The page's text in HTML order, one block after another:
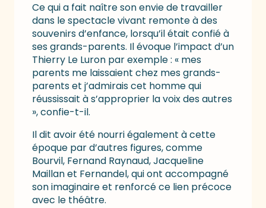
Ce qui a fait naître son envie de travailler
dans le spectacle vivant remonte à des
souvenirs d’enfance, lorsqu’il était confié à
ses grands-parents. Il évoque l’impact d’un
Thierry Le Luron par exemple : « mes
parents me laissaient chez mes grands-
parents et j’admirais cet homme qui
réussissait à s’approprier la voix des autres
», confie-t-il.
Il dit avoir été nourri également à cette
époque par d’autres figures, comme
Bourvil, Fernand Raynaud, Jacqueline
Maillan et Fernandel, qui ont accompagné
son imaginaire et renforcé ce lien précoce
avec le théâtre.